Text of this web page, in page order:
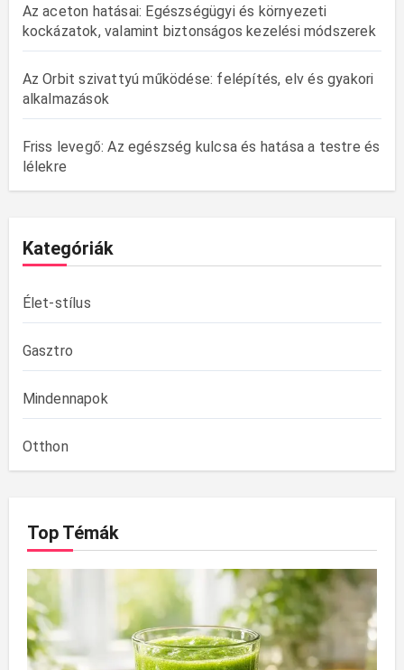
Az aceton hatásai: Egészségügyi és környezeti
kockázatok, valamint biztonságos kezelési módszerek
Az Orbit szivattyú működése: felépítés, elv és gyakori
alkalmazások
Friss levegő: Az egészség kulcsa és hatása a testre és
lélekre
Kategóriák
Élet-stílus
Gasztro
Mindennapok
Otthon
Top Témák